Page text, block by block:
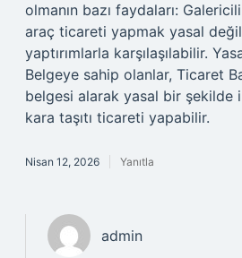
olmanın bazı faydaları:
araç ticareti yapmak yasal
yaptırımlarla karşılaşılabilir.
Belgeye sahip olanlar, Ticaret
belgesi alarak yasal bir şekilde
kara taşıtı ticareti yapabilir.
Nisan 12, 2026 Yanıtla
admin